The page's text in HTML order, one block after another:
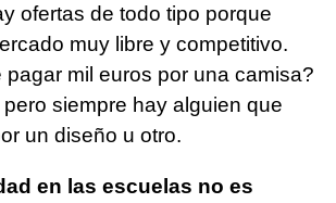
ofertas de todo tipo porque
muy libre y competitivo.
mil euros por una camisa?
siempre hay alguien que
un diseño u otro.
en las escuelas no es